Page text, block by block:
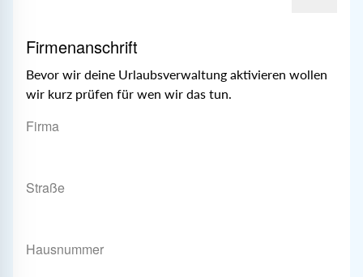
Firmenanschrift
Bevor wir deine Urlaubsverwaltung aktivieren wollen
wir kurz prüfen für wen wir das tun.
Firma
Straße
Hausnummer